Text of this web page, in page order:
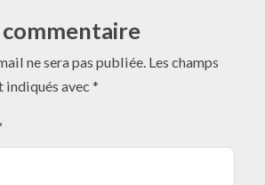
commentaire
ne sera pas publiée. Les champs
avec *